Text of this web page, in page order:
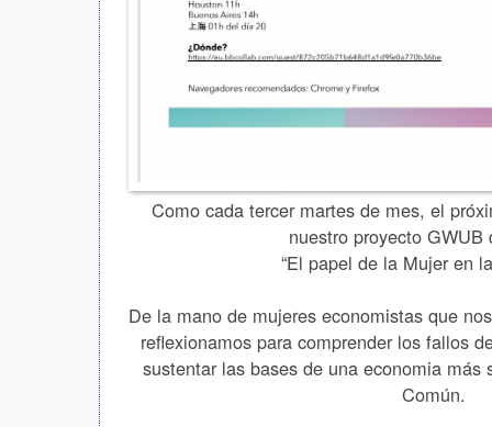
Como cada tercer martes de mes, el
nuestro proyecto
“El papel de la Mujer en
De la mano de mujeres economistas que
reflexionamos para comprender los fallos
sustentar las bases de una economia
Común.